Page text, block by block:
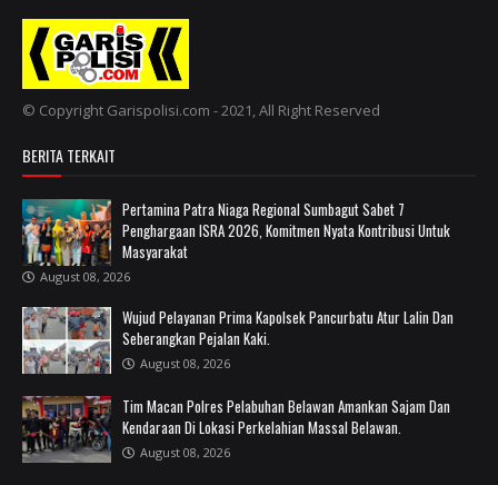
© Copyright Garispolisi.com - 2021, All Right Reserved
BERITA TERKAIT
Pertamina Patra Niaga Regional Sumbagut Sabet 7
Penghargaan ISRA 2026, Komitmen Nyata Kontribusi Untuk
Masyarakat
August 08, 2026
Wujud Pelayanan Prima Kapolsek Pancurbatu Atur Lalin Dan
Seberangkan Pejalan Kaki.
August 08, 2026
Tim Macan Polres Pelabuhan Belawan Amankan Sajam Dan
Kendaraan Di Lokasi Perkelahian Massal Belawan.
August 08, 2026